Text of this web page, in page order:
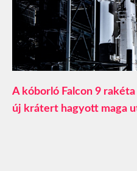
A kóborló Falcon 9
új krátert hagyott maga